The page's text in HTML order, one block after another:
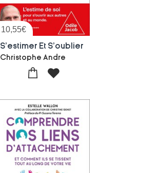
10,55€
S'estimer Et S'oublier
Christophe Andre